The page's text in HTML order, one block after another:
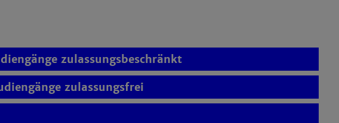
zulassungsbeschränkt
zulassungsfrei